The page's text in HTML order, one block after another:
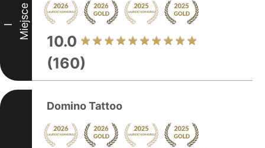
I Miejsce
10.0
(160)
Domino Tattoo